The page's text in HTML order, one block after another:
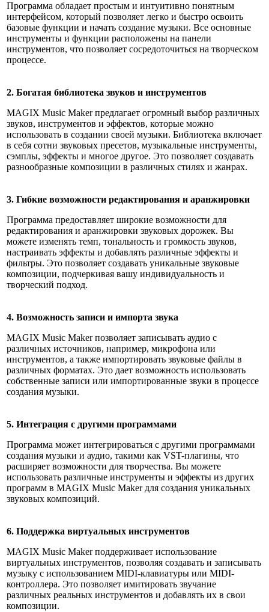
Программа обладает простым и интуитивно понятным
интерфейсом, который позволяет легко и быстро освоить
базовые функции и начать создание музыки. Все основные
инструменты и функции расположены на панели
инструментов, что позволяет сосредоточиться на творческом
процессе.
2. Богатая библиотека звуков и инструментов
MAGIX Music Maker предлагает огромный выбор различных
звуков, инструментов и эффектов, которые можно
использовать в создании своей музыки. Библиотека включает
в себя сотни звуковых пресетов, музыкальные инструменты,
сэмплы, эффекты и многое другое. Это позволяет создавать
разнообразные композиции в различных стилях и жанрах.
3. Гибкие возможности редактирования и аранжировки
Программа предоставляет широкие возможности для
редактирования и аранжировки звуковых дорожек. Вы
можете изменять темп, тональность и громкость звуков,
настраивать эффекты и добавлять различные эффекты и
фильтры. Это позволяет создавать уникальные звуковые
композиции, подчеркивая вашу индивидуальность и
творческий подход.
4. Возможность записи и импорта звука
MAGIX Music Maker позволяет записывать аудио с
различных источников, например, микрофона или
инструментов, а также импортировать звуковые файлы в
различных форматах. Это дает возможность использовать
собственные записи или импортированные звуки в процессе
создания музыки.
5. Интеграция с другими программами
Программа может интегрироваться с другими программами
создания музыки и аудио, такими как VST-плагины, что
расширяет возможности для творчества. Вы можете
использовать различные инструменты и эффекты из других
программ в MAGIX Music Maker для создания уникальных
звуковых композиций.
6. Поддержка виртуальных инструментов
MAGIX Music Maker поддерживает использование
виртуальных инструментов, позволяя создавать и записывать
музыку с использованием MIDI-клавиатуры или MIDI-
контроллера. Это позволяет имитировать звучание
различных реальных инструментов и добавлять их в свои
композиции.